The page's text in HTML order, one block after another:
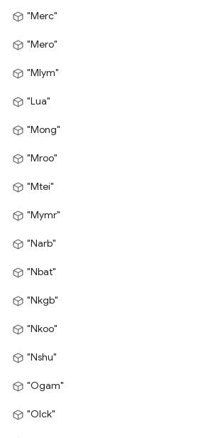
"Merc"
"Mero"
"Mlym"
"Lua"
"Mong"
"Mroo"
"Mtei"
"Mymr"
"Narb"
"Nbat"
"Nkgb"
"Nkoo"
"Nshu"
"Ogam"
"Olck"